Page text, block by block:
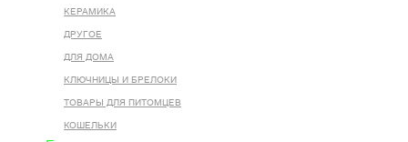
КЕРАМИКА
ДРУГОЕ
ДЛЯ ДОМА
КЛЮЧНИЦЫ И БРЕЛОКИ
ТОВАРЫ ДЛЯ ПИТОМЦЕВ
КОШЕЛЬКИ